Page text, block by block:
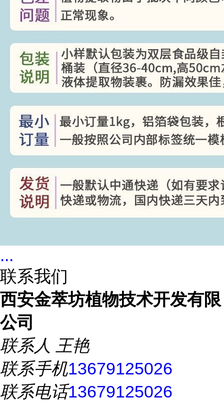
...
联系我们
西安金萃坊植物技术开发有限
公司
联系人 王艳
联系手机13679125026
联系电话13679125026